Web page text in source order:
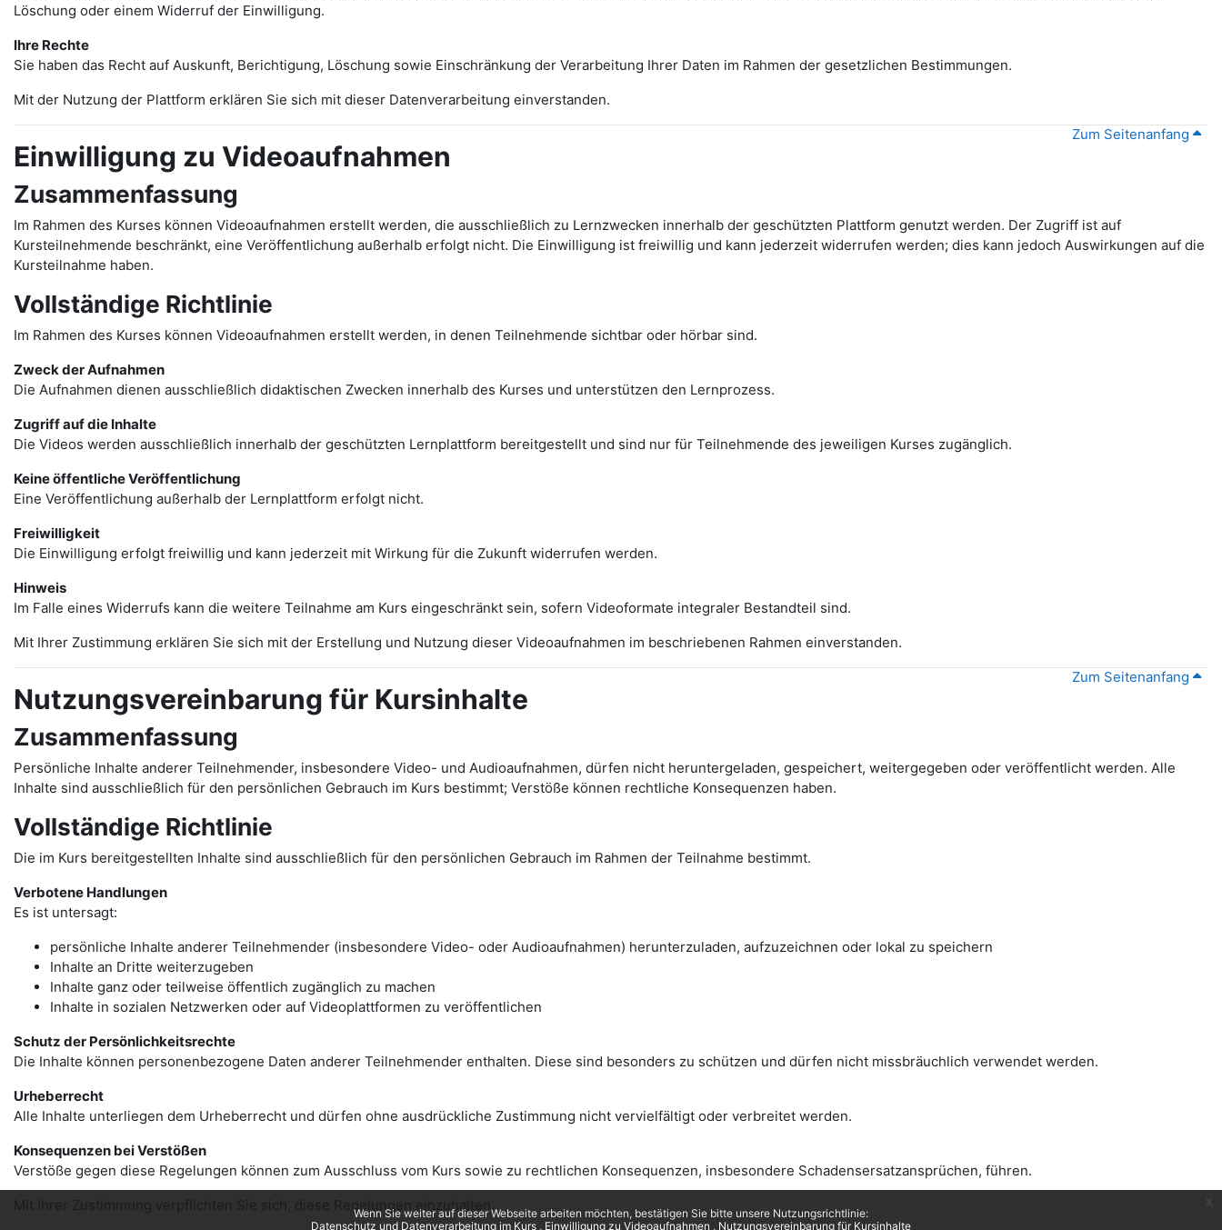
Wenn Sie weiter auf dieser Webseite arbeiten möchten, bestätigen Sie bitte unsere Nutzungsrichtlinie:
Datenschutz und Datenverarbeitung im Kurs
Einwilligung zu Videoaufnahmen Nutzungsvereinbarung für Kursinhalte
Löschung oder einem Widerruf der Einwilligung.
Ihre Rechte
Sie haben das Recht auf Auskunft, Berichtigung, Löschung sowie Einschränkung der Verarbeitung Ihrer Daten im Rahmen der gesetzlichen Bestimmungen.
Mit der Nutzung der Plattform erklären Sie sich mit dieser Datenverarbeitung einverstanden.
Zum Seitenanfang
Einwilligung zu Videoaufnahmen
Zusammenfassung
Im Rahmen des Kurses können Videoaufnahmen erstellt werden, die ausschließlich zu Lernzwecken innerhalb der geschützten Plattform genutzt werden. Der Zugriff ist auf
Kursteilnehmende beschränkt, eine Veröffentlichung außerhalb erfolgt nicht. Die Einwilligung ist freiwillig und kann jederzeit widerrufen werden; dies kann jedoch Auswirkungen auf die
Kursteilnahme haben.
Vollständige Richtlinie
Im Rahmen des Kurses können Videoaufnahmen erstellt werden, in denen Teilnehmende sichtbar oder hörbar sind.
Zweck der Aufnahmen
Die Aufnahmen dienen ausschließlich didaktischen Zwecken innerhalb des Kurses und unterstützen den Lernprozess.
Zugriff auf die Inhalte
Die Videos werden ausschließlich innerhalb der geschützten Lernplattform bereitgestellt und sind nur für Teilnehmende des jeweiligen Kurses zugänglich.
Keine öffentliche Veröffentlichung
Eine Veröffentlichung außerhalb der Lernplattform erfolgt nicht.
Freiwilligkeit
Die Einwilligung erfolgt freiwillig und kann jederzeit mit Wirkung für die Zukunft widerrufen werden.
Hinweis
Im Falle eines Widerrufs kann die weitere Teilnahme am Kurs eingeschränkt sein, sofern Videoformate integraler Bestandteil sind.
Mit Ihrer Zustimmung erklären Sie sich mit der Erstellung und Nutzung dieser Videoaufnahmen im beschriebenen Rahmen einverstanden.
Zum Seitenanfang
Nutzungsvereinbarung für Kursinhalte
Zusammenfassung
Persönliche Inhalte anderer Teilnehmender, insbesondere Video- und Audioaufnahmen, dürfen nicht heruntergeladen, gespeichert, weitergegeben oder veröffentlicht werden. Alle
Inhalte sind ausschließlich für den persönlichen Gebrauch im Kurs bestimmt; Verstöße können rechtliche Konsequenzen haben.
Vollständige Richtlinie
Die im Kurs bereitgestellten Inhalte sind ausschließlich für den persönlichen Gebrauch im Rahmen der Teilnahme bestimmt.
Verbotene Handlungen
Es ist untersagt:
persönliche Inhalte anderer Teilnehmender (insbesondere Video- oder Audioaufnahmen) herunterzuladen, aufzuzeichnen oder lokal zu speichern
Inhalte an Dritte weiterzugeben
Inhalte ganz oder teilweise öffentlich zugänglich zu machen
Inhalte in sozialen Netzwerken oder auf Videoplattformen zu veröffentlichen
Schutz der Persönlichkeitsrechte
Die Inhalte können personenbezogene Daten anderer Teilnehmender enthalten. Diese sind besonders zu schützen und dürfen nicht missbräuchlich verwendet werden.
Urheberrecht
Alle Inhalte unterliegen dem Urheberrecht und dürfen ohne ausdrückliche Zustimmung nicht vervielfältigt oder verbreitet werden.
Konsequenzen bei Verstößen
Verstöße gegen diese Regelungen können zum Ausschluss vom Kurs sowie zu rechtlichen Konsequenzen, insbesondere Schadensersatzansprüchen, führen.
Mit Ihrer Zustimmung verpflichten Sie sich, diese Regelungen einzuhalten.